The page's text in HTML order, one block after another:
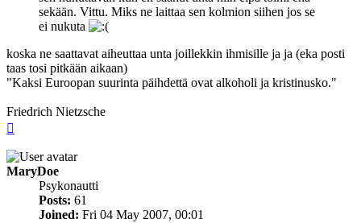
sekään. Vittu. Miks ne laittaa sen kolmion siihen jos se
ei nukuta
koska ne saattavat aiheuttaa unta joillekkin ihmisille ja ja (eka posti
taas tosi pitkään aikaan)
"Kaksi Euroopan suurinta päihdettä ovat alkoholi ja kristinusko."
Friedrich Nietzsche
MaryDoe
Psykonautti
Posts: 61
Joined: Fri 04 May 2007, 00:01